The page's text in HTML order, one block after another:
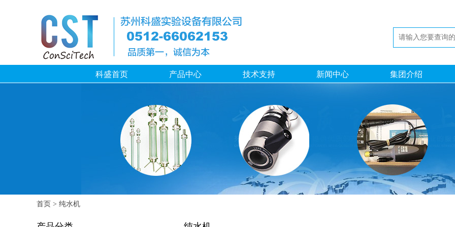
科盛首页 产品中心 技术支持 新闻中心 集团介绍
首页 > 纯水机